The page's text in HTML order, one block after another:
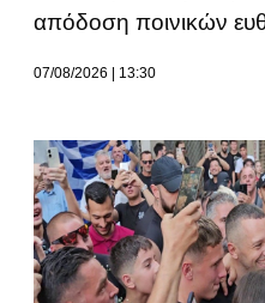
απόδοση ποινικών
07/08/2026 13:30